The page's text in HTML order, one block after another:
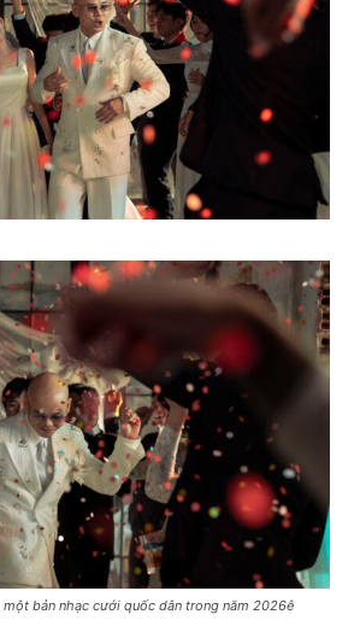
một bản nhạc cưới quốc dân trong năm 2026ê